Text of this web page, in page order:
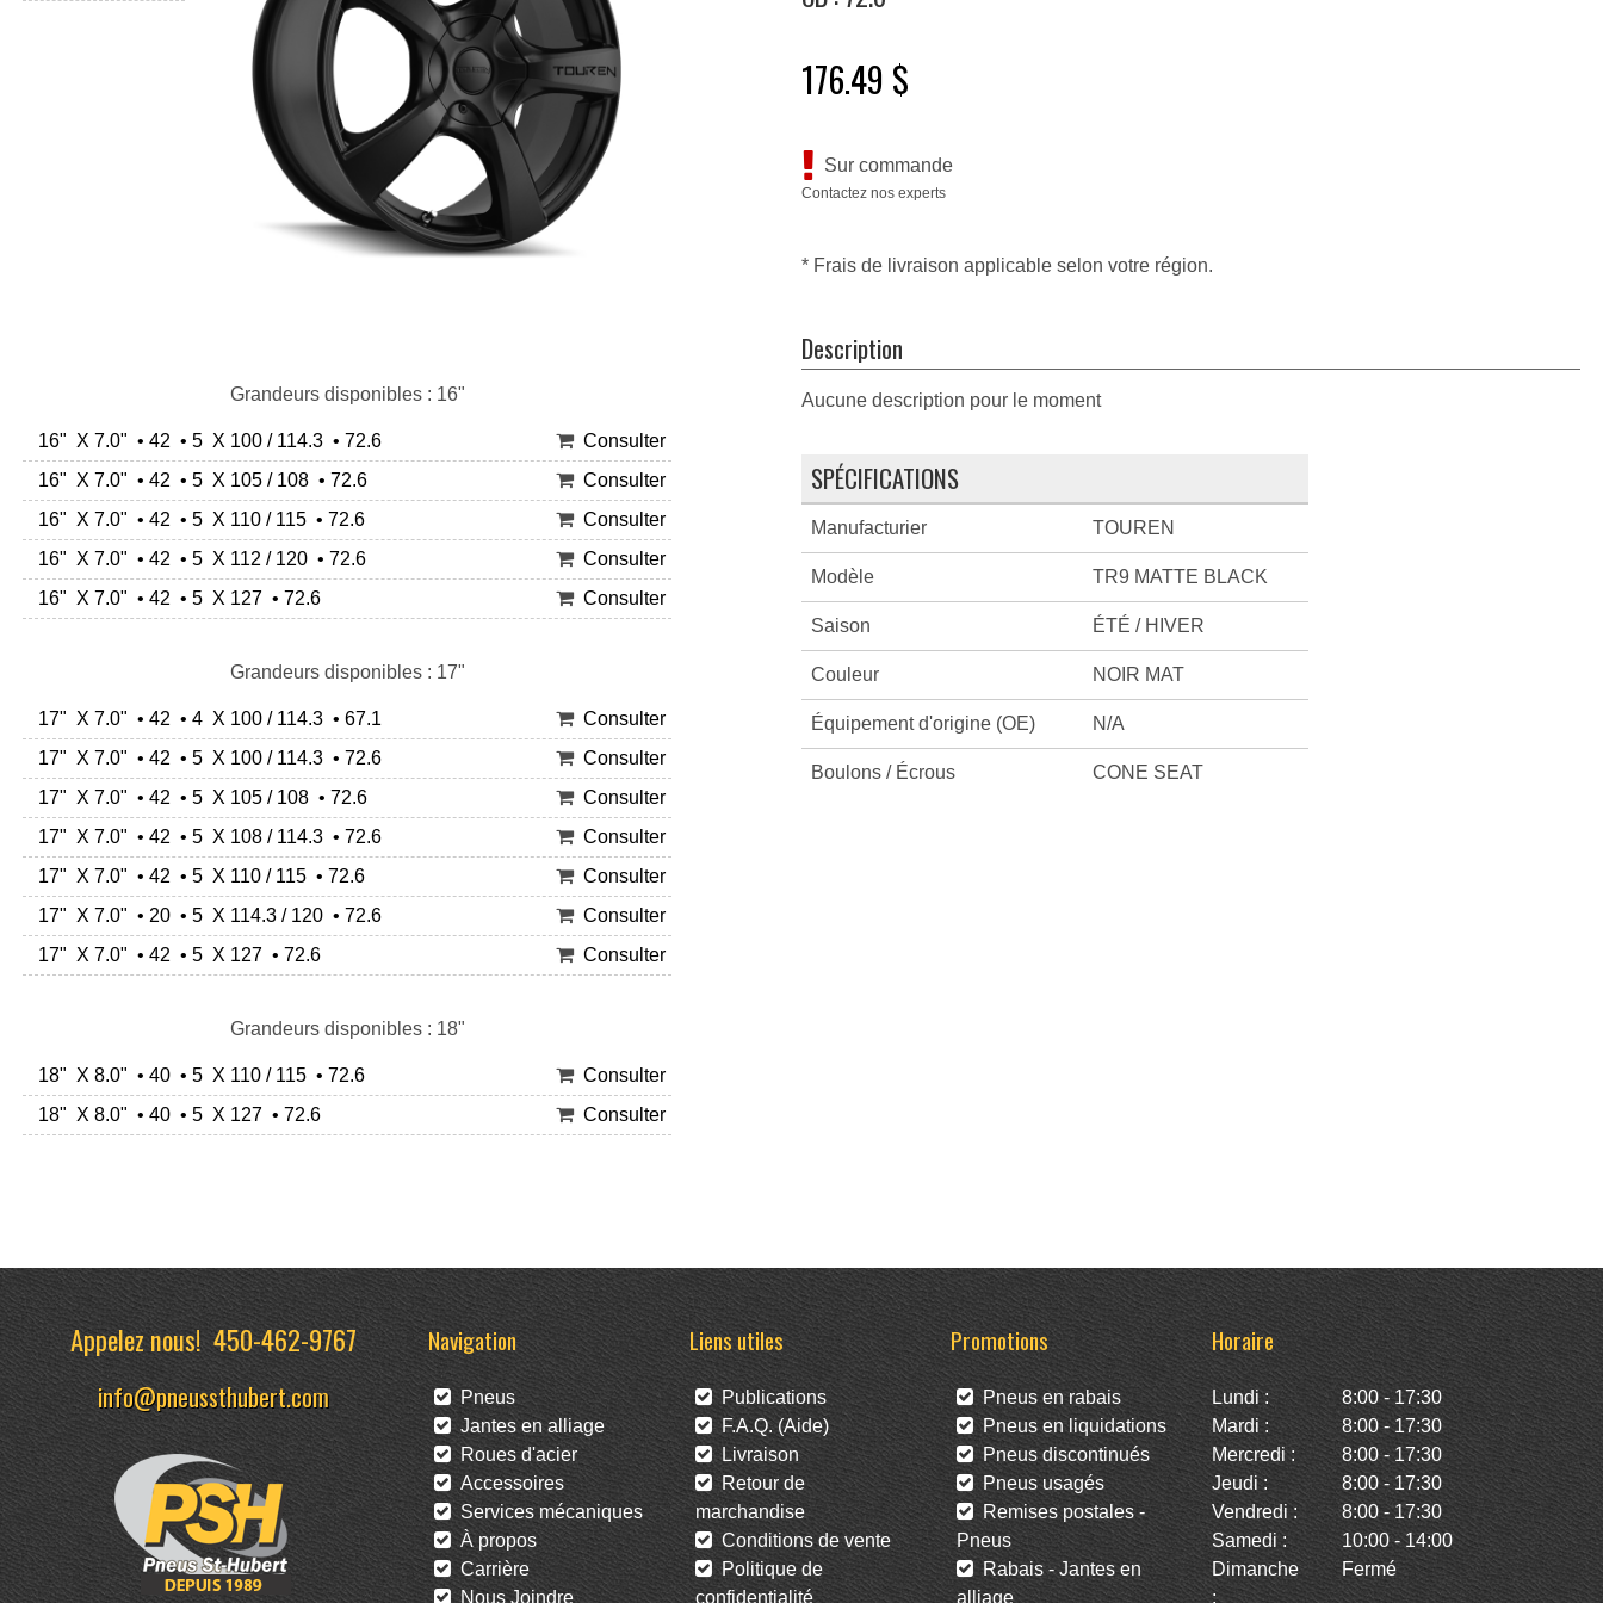
Grandeurs disponibles : 16"
16" X 7.0" • 42 • 5 X 100 / 114.3 • 72.6
Consulter
16" X 7.0" • 42 • 5 X 105 / 108 • 72.6
Consulter
16" X 7.0" • 42 • 5 X 110 / 115 • 72.6
Consulter
16" X 7.0" • 42 • 5 X 112 / 120 • 72.6
Consulter
16" X 7.0" • 42 • 5 X 127 • 72.6
Consulter
Grandeurs disponibles : 17"
17" X 7.0" • 42 • 4 X 100 / 114.3 • 67.1
Consulter
17" X 7.0" • 42 • 5 X 100 / 114.3 • 72.6
Consulter
17" X 7.0" • 42 • 5 X 105 / 108 • 72.6
Consulter
17" X 7.0" • 42 • 5 X 108 / 114.3 • 72.6
Consulter
17" X 7.0" • 42 • 5 X 110 / 115 • 72.6
Consulter
17" X 7.0" • 20 • 5 X 114.3 / 120 • 72.6
Consulter
17" X 7.0" • 42 • 5 X 127 • 72.6
Consulter
Grandeurs disponibles : 18"
18" X 8.0" • 40 • 5 X 110 / 115 • 72.6
Consulter
18" X 8.0" • 40 • 5 X 127 • 72.6
Consulter
176.49 $
Sur commande
Contactez nos experts
* Frais de livraison applicable selon votre région.
Description
Aucune description pour le moment
SPÉCIFICATIONS
Manufacturier TOUREN
Modèle TR9 MATTE BLACK
Saison ÉTÉ / HIVER
Couleur NOIR MAT
Équipement d'origine (OE) N/A
Boulons / Écrous CONE SEAT
Appelez nous!450-462-9767
info@pneussthubert.com
Navigation
Pneus
Jantes en alliage
Roues d'acier
Accessoires
Services mécaniques
À propos
Carrière
Nous Joindre
Liens utiles
Publications
F.A.Q. (Aide)
Livraison
Retour de
marchandise
Conditions de vente
Politique de
confidentialité
Promotions
Pneus en rabais
Pneus en liquidations
Pneus discontinués
Pneus usagés
Remises postales -
Pneus
Rabais - Jantes en
alliage
Horaire
Lundi :
8:00 - 17:30
Mardi :
8:00 - 17:30
Mercredi :
8:00 - 17:30
Jeudi :
8:00 - 17:30
Vendredi :
8:00 - 17:30
Samedi :
10:00 - 14:00
Dimanche
:
Fermé